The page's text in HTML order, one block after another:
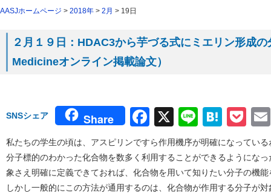
AASJホームページ > 2018年 > 2月 > 19日
２月１９日：HDAC3から芋づる式にミエリン形成
Medicineオンライン掲載論文）
SNSシェア Share Facebook
X Line
私たちの学生の頃は、アスピリンですら作用機序が明確になってい
分子標的のわかった化合物を数多く利用することができるようにな
象さえ明確に定義できておれば、化合物を用いて知りたい分子の機
しかし一般的にこの方法が通用するのは、化合物が作用する分子が